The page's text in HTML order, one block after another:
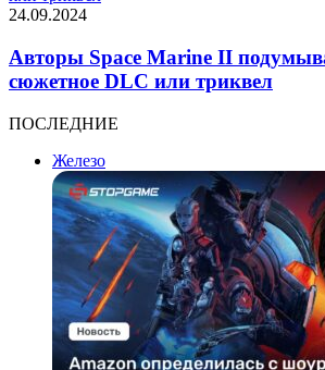
24.09.2024
Авторы Space Marine II
сюжетное DLC или триквел
ПОСЛЕДНИЕ
Железо